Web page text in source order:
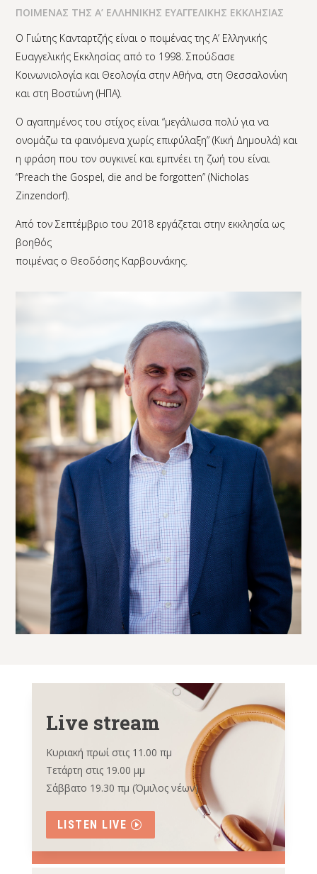
ΠΟΙΜΕΝΑΣ ΤΗΣ Α’ ΕΛΛΗΝΙΚΗΣ ΕΥΑΓΓΕΛΙΚΗΣ ΕΚΚΛΗΣΙΑΣ
Ο Γιώτης Κανταρτζής είναι ο ποιμένας της Α’ Ελληνικής
Ευαγγελικής Εκκλησίας από το 1998. Σπούδασε
Κοινωνιολογία και Θεολογία στην Αθήνα, στη Θεσσαλονίκη
και στη Βοστώνη (ΗΠΑ).
Ο αγαπημένος του στίχος είναι “μεγάλωσα πολύ για να
ονομάζω τα φαινόμενα χωρίς επιφύλαξη” (Κική Δημουλά) και
η φράση που τον συγκινεί και εμπνέει τη ζωή του είναι
“Preach the Gospel, die and be forgotten” (Nicholas
Zinzendorf).
Από τον Σεπτέμβριο του 2018 εργάζεται στην εκκλησία ως
βοηθός
ποιμένας ο Θεοδόσης Καρβουνάκης.
Live stream
Κυριακή πρωί στις 11.00 πμ
Τετάρτη στις 19.00 μμ
Σάββατο 19.30 πμ (Όμιλος νέων)
LISTEN LIVE